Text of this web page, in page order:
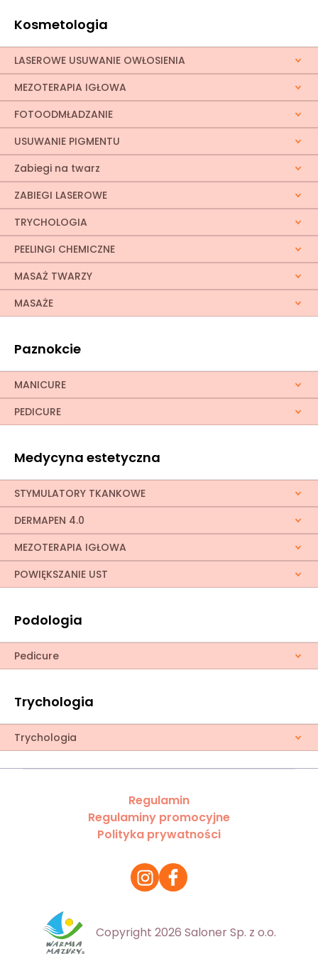
Zabieg jest bezpieczny, fizjologiczny i
indywidualnie dobierany do potrzeb skóry.
Kosmetologia
LASEROWE USUWANIE OWŁOSIENIA
MEZOTERAPIA IGŁOWA
FOTOODMŁADZANIE
USUWANIE PIGMENTU
Zabiegi na twarz
ZABIEGI LASEROWE
TRYCHOLOGIA
PEELINGI CHEMICZNE
MASAŻ TWARZY
MASAŻE
Paznokcie
MANICURE
PEDICURE
Medycyna estetyczna
STYMULATORY TKANKOWE
DERMAPEN 4.0
MEZOTERAPIA IGŁOWA
POWIĘKSZANIE UST
Podologia
Pedicure
Trychologia
Trychologia
Regulamin
Regulaminy promocyjne
Polityka prywatności
Copyright 2026 Saloner Sp. z o.o.